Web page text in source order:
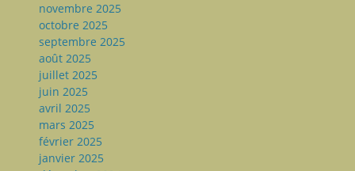
novembre 2025
octobre 2025
septembre 2025
août 2025
juillet 2025
juin 2025
avril 2025
mars 2025
février 2025
janvier 2025